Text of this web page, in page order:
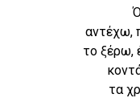
αντέχω,
το ξέρω,
τα